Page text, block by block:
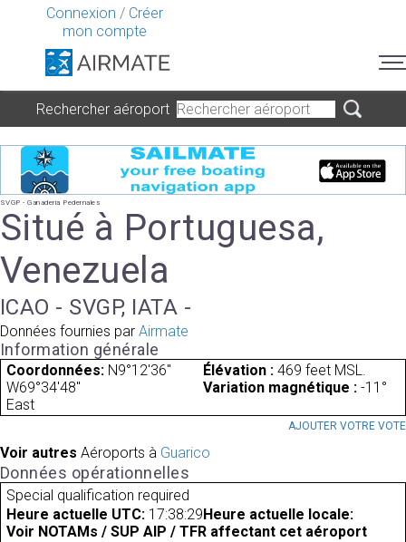
Connexion / Créer
mon compte
Rechercher aéroport
SVGP - Ganaderia Pedernales
Situé à Portuguesa,
Venezuela
ICAO - SVGP, IATA -
Données fournies par Airmate
Information générale
Coordonnées: N9°12'36"
W69°34'48"
Élévation : 469 feet MSL.
Variation magnétique : -11°
East
AJOUTER VOTRE VOTE
Voir autres Aéroports à Guarico
Données opérationnelles
Special qualification required
Heure actuelle UTC: 17:38:29 Heure actuelle locale:
Voir NOTAMs / SUP AIP / TFR affectant cet aéroport